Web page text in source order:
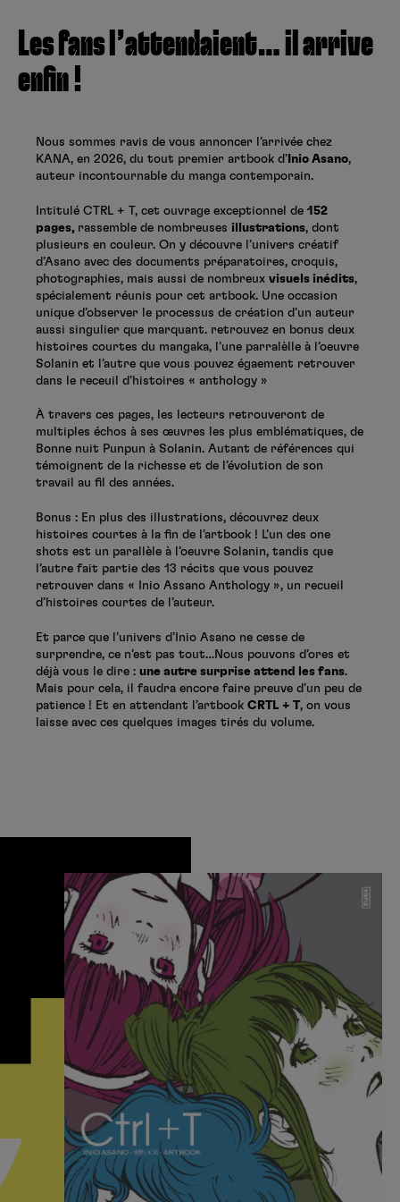
Les fans l’attendaient… il arrive
enfin !
Nous sommes ravis de vous annoncer l’arrivée chez
KANA, en 2026, du tout premier artbook d’ Inio Asano,
auteur incontournable du manga contemporain.
Intitulé CTRL + T, cet ouvrage exceptionnel de 152
pages, rassemble de nombreuses illustrations, dont
plusieurs en couleur. On y découvre l’univers créatif
d’Asano avec des documents préparatoires, croquis,
photographies, mais aussi de nombreux visuels inédits,
spécialement réunis pour cet artbook. Une occasion
unique d’observer le processus de création d’un auteur
aussi singulier que marquant. retrouvez en bonus deux
histoires courtes du mangaka, l’une parralèlle à l’oeuvre
Solanin et l’autre que vous pouvez égaement retrouver
dans le receuil d’histoires « anthology »
À travers ces pages, les lecteurs retrouveront de
multiples échos à ses œuvres les plus emblématiques, de
Bonne nuit Punpun à Solanin. Autant de références qui
témoignent de la richesse et de l’évolution de son
travail au fil des années.
Bonus : En plus des illustrations, découvrez deux
histoires courtes à la fin de l’artbook ! L’un des one
shots est un parallèle à l’oeuvre Solanin, tandis que
l’autre fait partie des 13 récits que vous pouvez
retrouver dans « Inio Assano Anthology », un recueil
d’histoires courtes de l’auteur.
Et parce que l’univers d’Inio Asano ne cesse de
surprendre, ce n’est pas tout…Nous pouvons d’ores et
déjà vous le dire : une autre surprise attend les fans.
Mais pour cela, il faudra encore faire preuve d’un peu de
patience ! Et en attendant l’artbook CRTL + T, on vous
laisse avec ces quelques images tirés du volume.
Se connecter
Hunter x Hunter
Fire Force